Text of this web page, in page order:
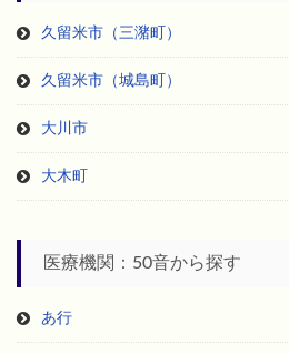
久留米市（三潴町）
久留米市（城島町）
大川市
大木町
医療機関：50音から探す
あ行